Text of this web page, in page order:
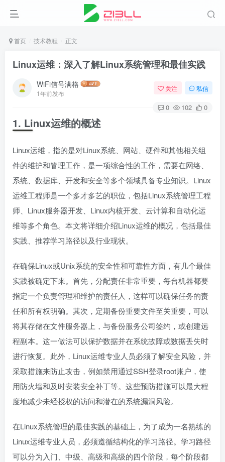
首页 技术教程 正文
Linux运维：深入了解Linux系统管理和最佳实践
WiFi信号满格
1年前发布
关注 私信
0 102 0
1. Linux运维的概述
Linux运维，指的是对Linux系统、网站、硬件和其他相关组
件的维护和管理工作，是一项综合性的工作，需要在网络、
系统、数据库、开发和安全等多个领域具备专业知识。Linux
运维工程师是一个多才多艺的职位，包括Linux系统管理工程
师、Linux服务器开发、Linux内核开发、云计算和自动化运
维等多个角色。本文将详细介绍Linux运维的概况，包括最佳
实践、推荐学习路径以及行业现状。
在确保Linux或Unix系统的安全性和可靠性方面，有几个最佳
实践被确定下来。首先，分配责任非常重要，每台机器都要
指定一个负责管理和维护的责任人，这样可以确保任务的责
任和所有权明确。其次，定期备份重要文件至关重要，可以
将其存储在文件服务器上，与备份服务公司签约，或创建远
程副本。这一做法可以保护数据并在系统故障或数据丢失时
进行恢复。此外，Linux运维专业人员必须了解安全风险，并
采取措施来防止攻击，例如禁用通过SSH登录root账户，使
用防火墙和及时安装安全补丁等。这些预防措施可以最大程
度地减少未经授权的访问和潜在的系统漏洞风险。
在Linux系统管理的最佳实践的基础上，为了成为一名熟练的
Linux运维专业人员，必须遵循结构化的学习路径。学习路径
可以分为入门、中级、高级和高级的四个阶段，每个阶段都